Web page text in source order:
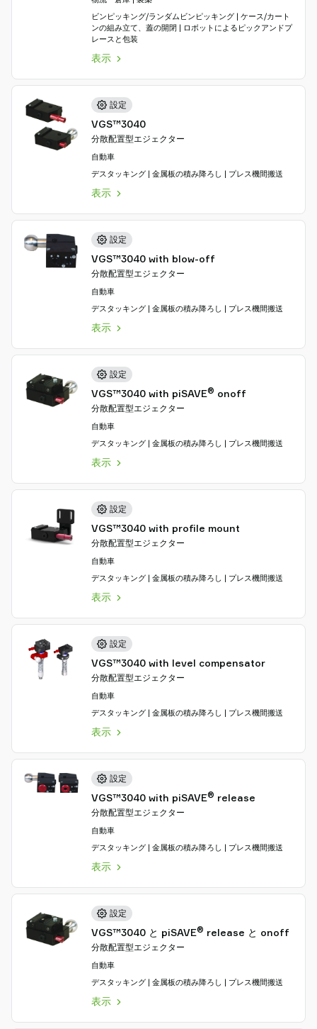
ビンピッキング/ランダムビンピッキング | ケース/カート
ンの組み立て、蓋の開閉 | ロボットによるピックアンドプ
レースと包装
表示
設定
VGS™3040
分散配置型エジェクター
自動車
デスタッキング | 金属板の積み降ろし | プレス機間搬送
表示
設定
VGS™3040 with blow-off
分散配置型エジェクター
自動車
デスタッキング | 金属板の積み降ろし | プレス機間搬送
表示
設定
VGS™3040 with piSAVE® onoff
分散配置型エジェクター
自動車
デスタッキング | 金属板の積み降ろし | プレス機間搬送
表示
設定
VGS™3040 with profile mount
分散配置型エジェクター
自動車
デスタッキング | 金属板の積み降ろし | プレス機間搬送
表示
設定
VGS™3040 with level compensator
分散配置型エジェクター
自動車
デスタッキング | 金属板の積み降ろし | プレス機間搬送
表示
設定
VGS™3040 with piSAVE® release
分散配置型エジェクター
自動車
デスタッキング | 金属板の積み降ろし | プレス機間搬送
表示
設定
VGS™3040 と piSAVE® release と onoff
分散配置型エジェクター
自動車
デスタッキング | 金属板の積み降ろし | プレス機間搬送
表示